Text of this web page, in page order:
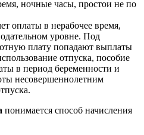
ночные часы, простои не по
оплаты в нерабочее время,
уровне. Под
плату попадают выплаты
отпуска, пособие
в период беременности и
несовершеннолетним
понимается способ начисления